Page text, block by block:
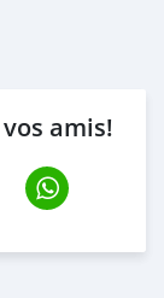
amis!